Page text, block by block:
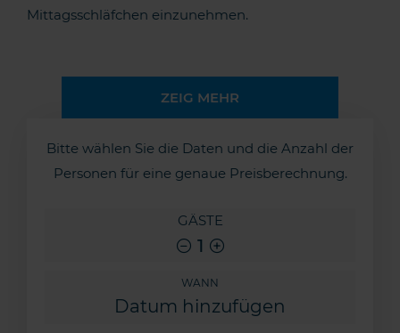
Mittagsschläfchen einzunehmen.
ZEIG MEHR
Bitte wählen Sie die Daten und die Anzahl der
Personen für eine genaue Preisberechnung.
GÄSTE
1
WANN